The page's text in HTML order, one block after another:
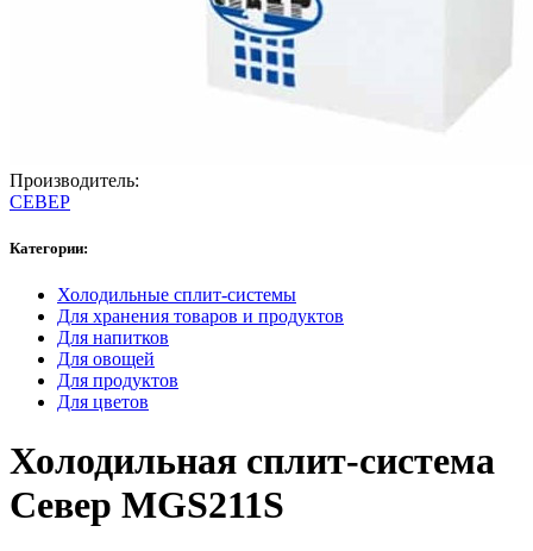
Производитель:
СЕВЕР
Категории:
Холодильные сплит-системы
Для хранения товаров и продуктов
Для напитков
Для овощей
Для продуктов
Для цветов
Холодильная сплит-система
Север MGS211S